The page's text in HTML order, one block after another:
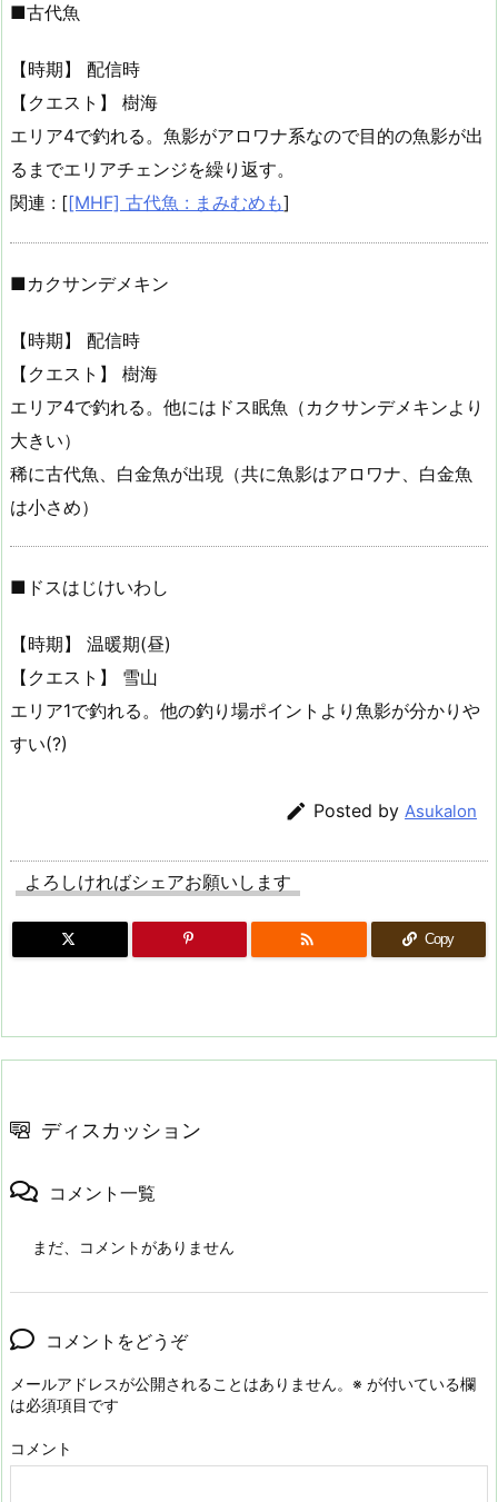
■古代魚
【時期】 配信時
【クエスト】 樹海
エリア4で釣れる。魚影がアロワナ系なので目的の魚影が出
るまでエリアチェンジを繰り返す。
関連 : [[MHF] 古代魚 : まみむめも]
■カクサンデメキン
【時期】 配信時
【クエスト】 樹海
エリア4で釣れる。他にはドス眠魚（カクサンデメキンより
大きい）
稀に古代魚、白金魚が出現（共に魚影はアロワナ、白金魚
は小さめ）
■ドスはじけいわし
【時期】 温暖期(昼)
【クエスト】 雪山
エリア1で釣れる。他の釣り場ポイントより魚影が分かりや
すい(?)
 Posted by Asukalon
よろしければシェアお願いします
 Copy
ディスカッション
コメント一覧
まだ、コメントがありません
コメントをどうぞ
メールアドレスが公開されることはありません。 ※ が付いている欄
は必須項目です
コメント